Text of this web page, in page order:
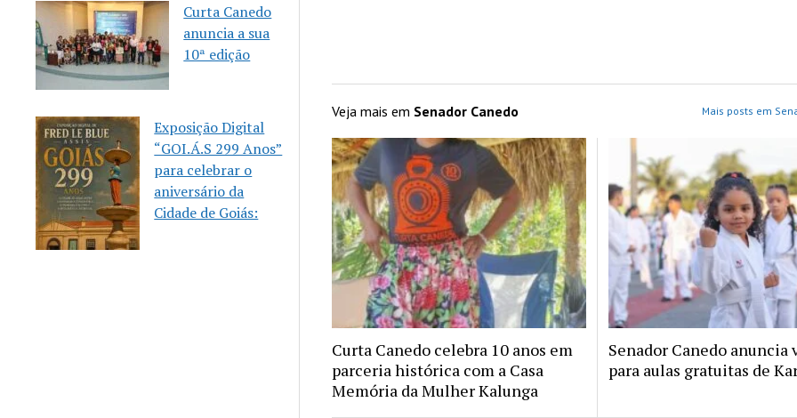
Curta Canedo
anuncia a sua
10ª edição
Exposição Digital
“GOI.Á.S 299 Anos”
para celebrar o
aniversário da
Cidade de Goiás:
Veja mais em Senador Canedo Mais posts em
Curta Canedo celebra 10 anos em
parceria histórica com a Casa
Memória da Mulher Kalunga
Senador Canedo anuncia
para aulas gratuitas de